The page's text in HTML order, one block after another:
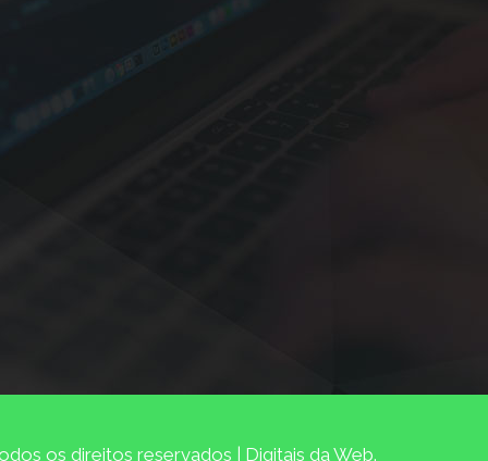
os direitos reservados | Digitais da Web.